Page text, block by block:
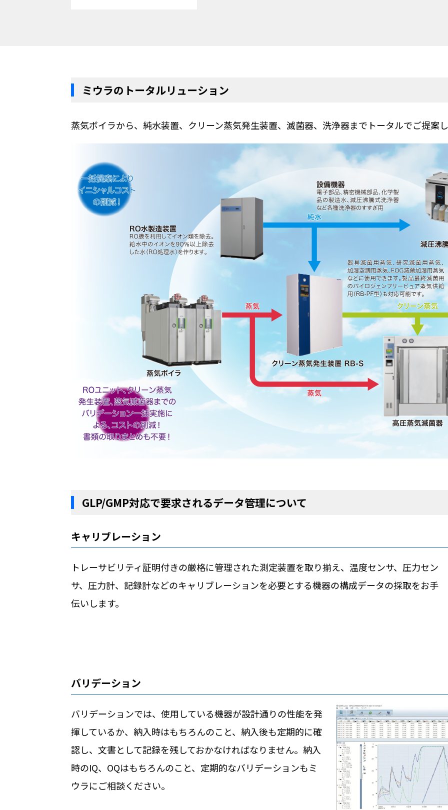
ミウラのトータルリューション
蒸気ボイラから、純水装置、クリーン蒸気発生装置、滅菌器、洗浄器までトータルでご提案
GLP/GMP対応で要求されるデータ管理について
キャリブレーション
トレーサビリティ証明付きの厳格に管理された測定装置を取り揃え、温度センサ、圧力セン
サ、圧力計、記録計などのキャリブレーションを必要とする機器の構成データの採取をお手
伝いします。
バリデーション
バリデーションでは、使用している機器が設計通りの性能を発
揮しているか、納入時はもちろんのこと、納入後も定期的に確
認し、文書として記録を残しておかなければなりません。納入
時のIQ、OQはもちろんのこと、定期的なバリデーションもミ
ウラにご相談ください。